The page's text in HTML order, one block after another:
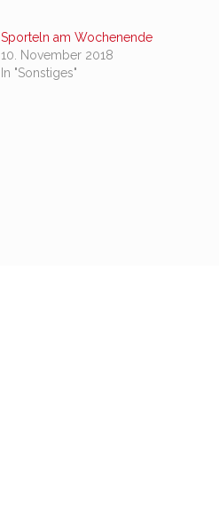
Sporteln am Wochenende
10. November 2018
In "Sonstiges"